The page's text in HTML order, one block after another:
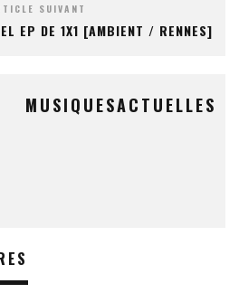
SUIVANT
EP DE 1X1 [AMBIENT / RENNES]
MUSIQUESACTUELLES